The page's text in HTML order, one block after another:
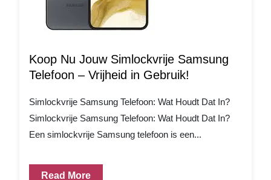
Koop Nu Jouw Simlockvrije Samsung
Telefoon – Vrijheid in Gebruik!
Simlockvrije Samsung Telefoon: Wat Houdt Dat In?
Simlockvrije Samsung Telefoon: Wat Houdt Dat In?
Een simlockvrije Samsung telefoon is een...
Read More